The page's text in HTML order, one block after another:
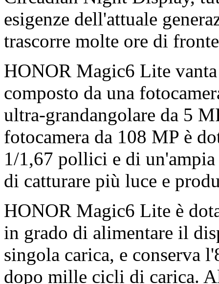
esigenze dell'attuale
trascorre molte ore di
HONOR Magic6 Lite
composto da una
ultra-grandangolare da 5
fotocamera da 108 MP è
1/1,67 pollici e di un'ampia
di catturare più luce e
HONOR Magic6 Lite è
in grado di alimentare il
singola carica, e conserva
dopo mille cicli di carica.